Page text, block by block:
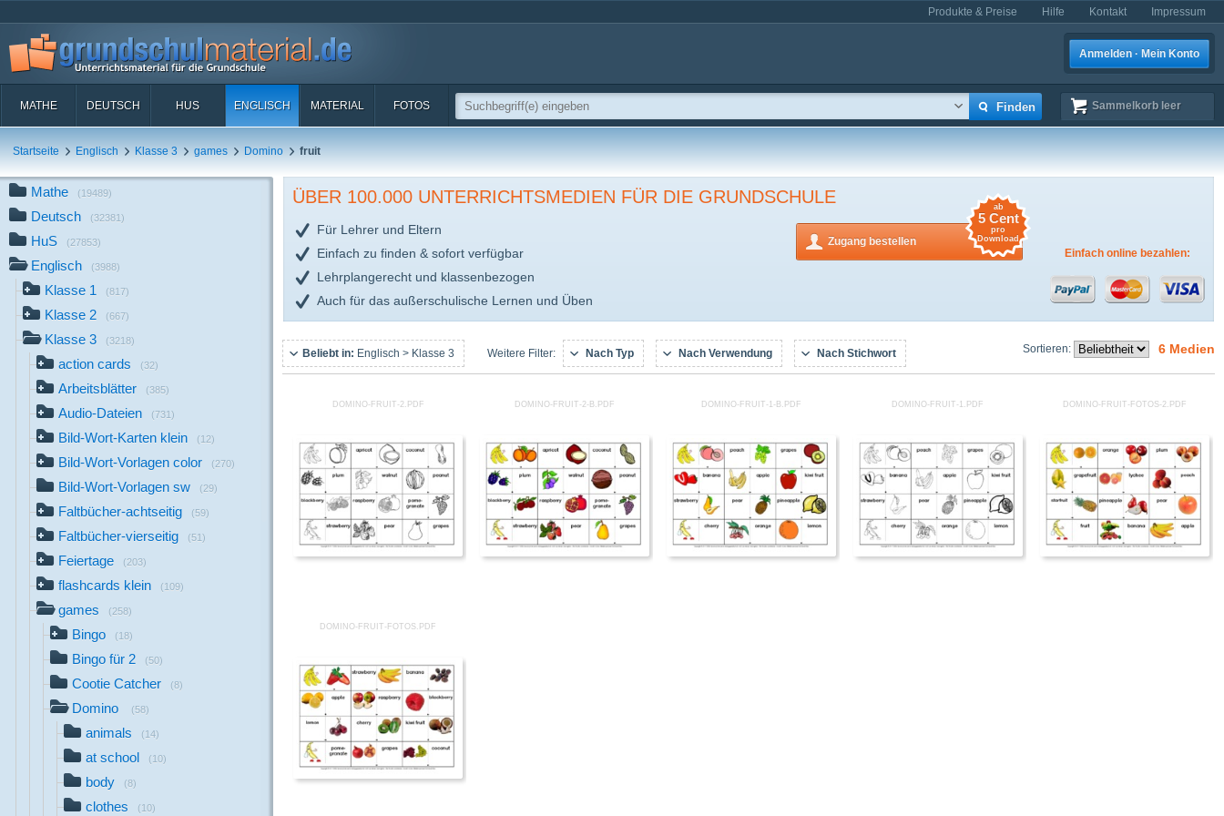
Produkte & Preise Hilfe Kontakt Impressum
Anmelden · Mein Konto
MATHE DEUTSCH HUS ENGLISCH MATERIAL FOTOS Sammelkorb leer
Startseite Englisch Klasse 3 games Domino fruit
Mathe (19489)
Deutsch (32381)
HuS (27853)
Englisch (3988)
Klasse 1 (817)
Klasse 2 (667)
Klasse 3 (3218)
action cards (32)
Arbeitsblätter (385)
Audio-Dateien (731)
Bild-Wort-Karten klein (12)
Bild-Wort-Vorlagen color (270)
Bild-Wort-Vorlagen sw (29)
Faltbücher-achtseitig (59)
Faltbücher-vierseitig (51)
Feiertage (203)
flashcards klein (109)
games (258)
Bingo (18)
Bingo für 2 (50)
Cootie Catcher (8)
Domino (58)
animals (14)
at school (10)
body (8)
clothes (10)
ÜBER 100.000 UNTERRICHTSMEDIEN FÜR DIE GRUNDSCHULE
Für Lehrer und Eltern
Einfach zu finden & sofort verfügbar
Lehrplangerecht und klassenbezogen
Auch für das außerschulische Lernen und Üben
Zugang bestellen
ab
5 Cent
pro
Download
Einfach online bezahlen:
Sortieren: 6 Medien
Beliebt in: Englisch > Klasse 3 Weitere Filter: Nach Typ Nach Verwendung Nach Stichwort
DOMINO-FRUIT-2.PDF DOMINO-FRUIT-2-B.PDF DOMINO-FRUIT-1-B.PDF DOMINO-FRUIT-1.PDF DOMINO-FRUIT-FOTOS-2.PDF
DOMINO-FRUIT-FOTOS.PDF